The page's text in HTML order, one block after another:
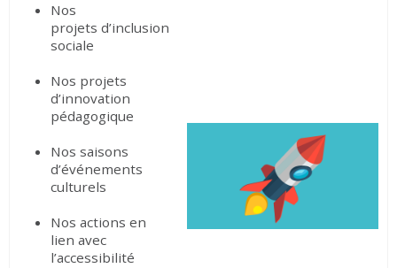
Nos
projets d’inclusion
sociale
Nos projets
d’innovation
pédagogique
Nos saisons
d’événements
culturels
Nos actions en
lien avec
l’accessibilité